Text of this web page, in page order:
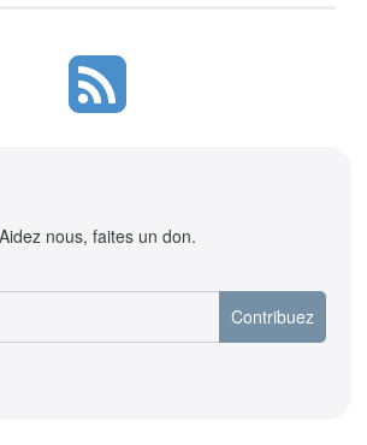
Aidez nous, faites un don.